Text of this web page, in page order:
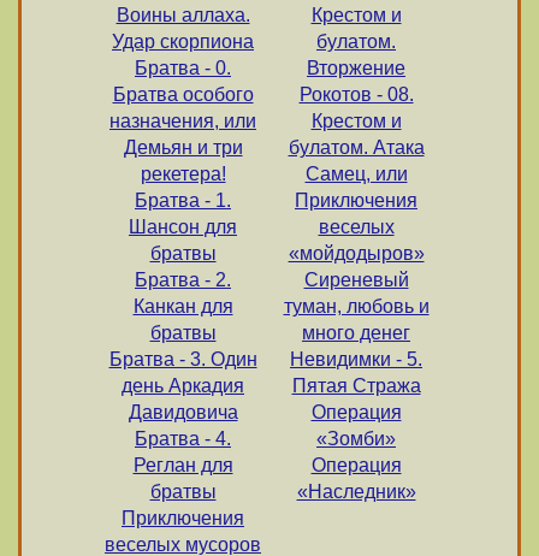
Воины аллаха.
Удар скорпиона
Братва - 0.
Братва особого
назначения, или
Демьян и три
рекетера!
Братва - 1.
Шансон для
братвы
Братва - 2.
Канкан для
братвы
Братва - 3. Один
день Аркадия
Давидовича
Братва - 4.
Реглан для
братвы
Приключения
веселых мусоров
Крестом и
булатом.
Вторжение
Рокотов - 08.
Крестом и
булатом. Атака
Самец, или
Приключения
веселых
«мойдодыров»
Сиреневый
туман, любовь и
много денег
Невидимки - 5.
Пятая Стража
Операция
«Зомби»
Операция
«Наследник»